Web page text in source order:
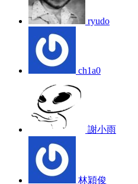
ryudo
ch1a0
謝小雨
林穎俊